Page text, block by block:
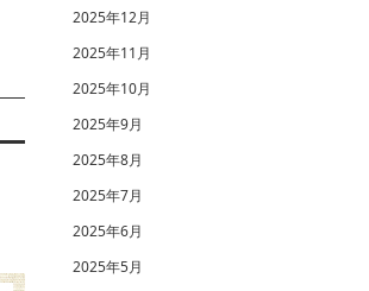
2025年12月
2025年11月
2025年10月
2025年9月
2025年8月
2025年7月
2025年6月
2025年5月